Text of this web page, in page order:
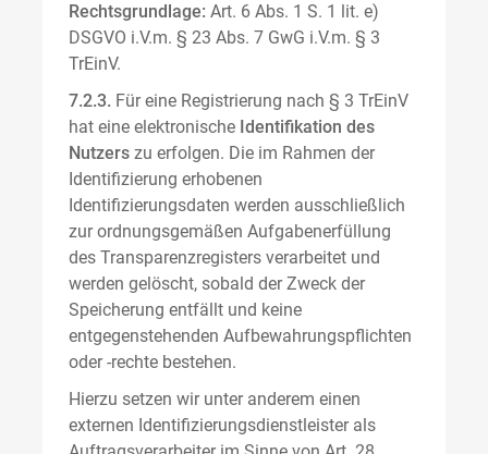
Rechtsgrundlage: Art. 6 Abs. 1 S. 1 lit. e)
DSGVO i.V.m. § 23 Abs. 7 GwG i.V.m. § 3
TrEinV.
7.2.3. Für eine Registrierung nach § 3 TrEinV
hat eine elektronische Identifikation des
Nutzers zu erfolgen. Die im Rahmen der
Identifizierung erhobenen
Identifizierungsdaten werden ausschließlich
zur ordnungsgemäßen Aufgabenerfüllung
des Transparenzregisters verarbeitet und
werden gelöscht, sobald der Zweck der
Speicherung entfällt und keine
entgegenstehenden Aufbewahrungspflichten
oder -rechte bestehen.
Hierzu setzen wir unter anderem einen
externen Identifizierungsdienstleister als